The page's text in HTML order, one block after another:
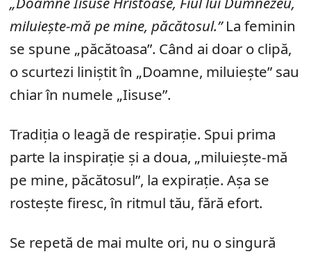
miluiește-mă pe mine, păcătosul.”La feminin
se spune „păcătoasa”. Când ai doar o clipă,
o scurtezi liniștit în „Doamne, miluiește” sau
chiar în numele „Iisuse”.
Tradiția o leagă de respirație. Spui prima
parte la inspirație și a doua, „miluiește-mă
pe mine, păcătosul”, la expirație. Așa se
rostește firesc, în ritmul tău, fără efort.
Se repetă de mai multe ori, nu o singură